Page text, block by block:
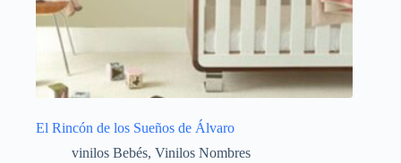
El Rincón de los Sueños de Álvaro
vinilos Bebés, Vinilos Nombres